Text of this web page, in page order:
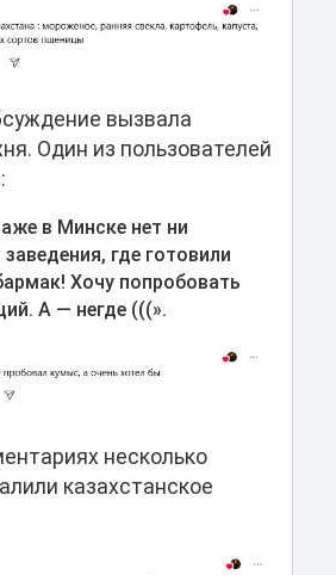
вызвала
Один из пользователей
в Минске нет ни
где готовили
Хочу попробовать
А — негде (((».
несколько
казахстанское